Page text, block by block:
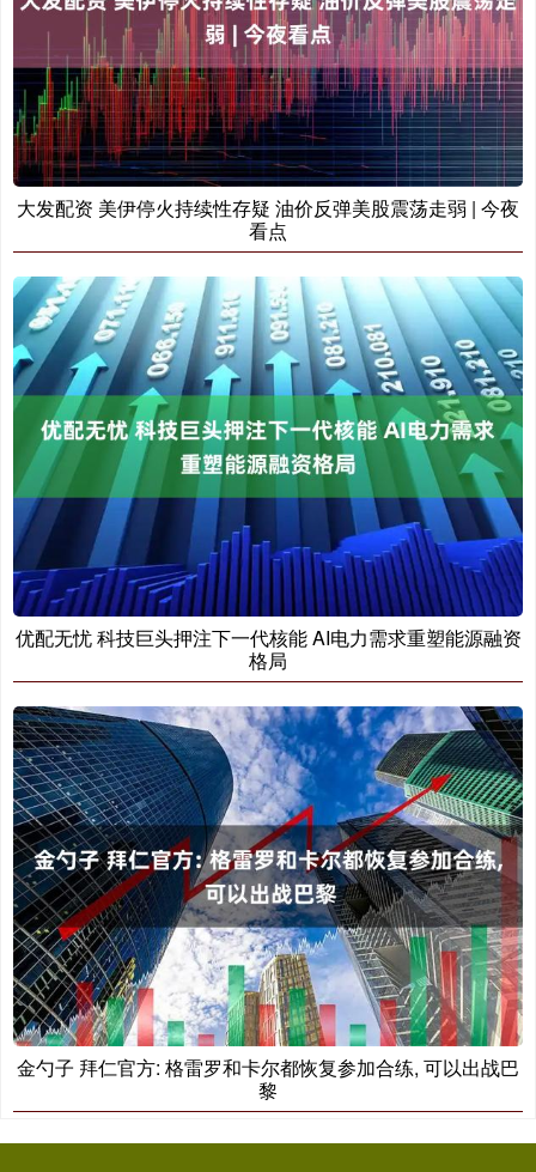
大发配资 美伊停火持续性存疑 油价反弹美股震荡走弱 | 今夜
看点
优配无忧 科技巨头押注下一代核能 AI电力需求重塑能源融资
格局
金勺子 拜仁官方: 格雷罗和卡尔都恢复参加合练, 可以出战巴
黎